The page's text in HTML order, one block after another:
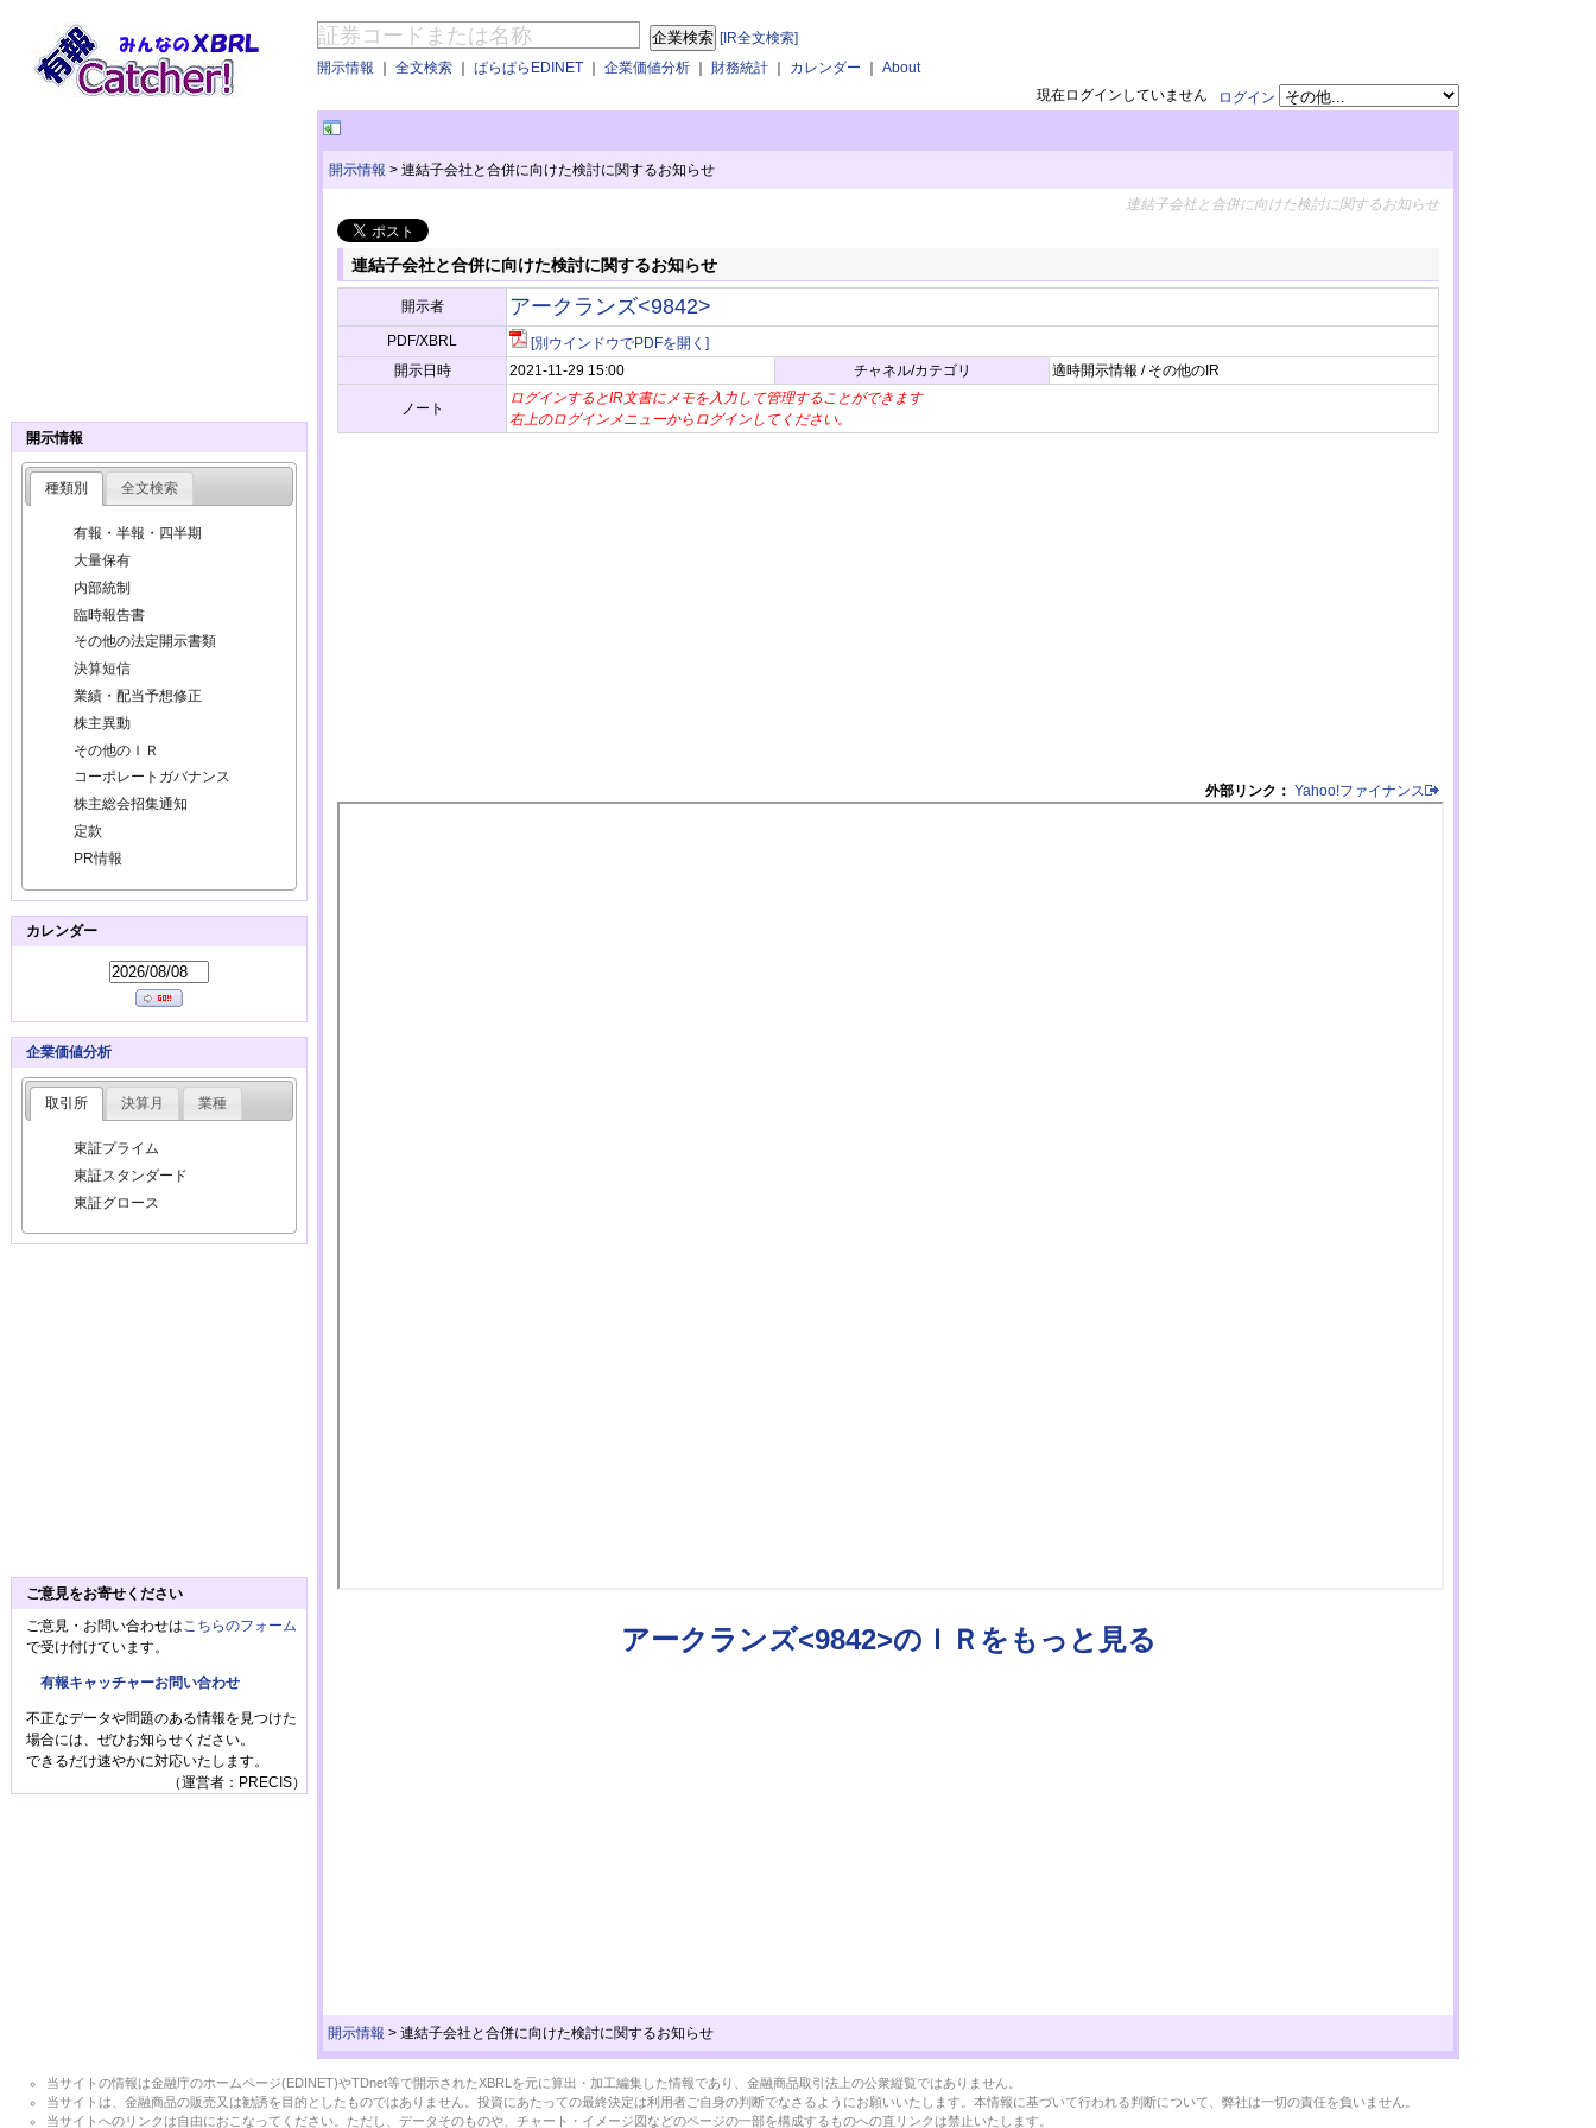
[IR全文検索]
開示情報 ｜ 全文検索 ｜ ぱらぱらEDINET ｜ 企業価値分析 ｜ 財務統計 ｜ カレンダー ｜ About
ログイン
現在ログインしていません
開示情報 > 連結子会社と合併に向けた検討に関するお知らせ
連結子会社と合併に向けた検討に関するお知らせ
連結子会社と合併に向けた検討に関するお知らせ
開示者 アークランズ<9842>
PDF/XBRL
[別ウインドウでPDFを開く]
開示日時
2021-11-29 15:00 チャネル/カテゴリ 適時開示情報 / その他のIR
ノート
ログインするとIR文書にメモを入力して管理することができます
右上のログインメニューからログインしてください。
外部リンク： Yahoo!ファイナンス
アークランズ<9842>のＩＲをもっと見る
開示情報 > 連結子会社と合併に向けた検討に関するお知らせ
開示情報
種類別 全文検索
有報・半報・四半期
大量保有
内部統制
臨時報告書
その他の法定開示書類
決算短信
業績・配当予想修正
株主異動
その他のＩＲ
コーポレートガバナンス
株主総会招集通知
定款
PR情報
カレンダー
企業価値分析
取引所 決算月 業種
東証プライム
東証スタンダード
東証グロース
ご意見をお寄せください
ご意見・お問い合わせは こちらのフォーム
で受け付けています。
有報キャッチャーお問い合わせ
不正なデータや問題のある情報を見つけた
場合には、ぜひお知らせください。
できるだけ速やかに対応いたします。
（運営者：PRECIS）
当サイトの情報は金融庁のホームページ(EDINET)やTDnet等で開示されたXBRLを元に算出・加工編集した情報であり、金融商品取引法上の公衆縦覧ではありません。
当サイトは、金融商品の販売又は勧誘を目的としたものではありません。投資にあたっての最終決定は利用者ご自身の判断でなさるようにお願いいたします。本情報に基づいて行われる判断について、弊社は一切の責任を負いません。
当サイトへのリンクは自由におこなってください。ただし、データそのものや、チャート・イメージ図などのページの一部を構成するものへの直リンクは禁止いたします。